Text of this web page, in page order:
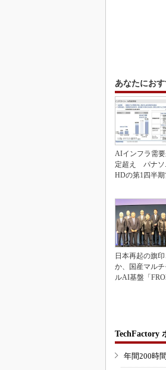
あなたにお
AIインフラ需
定超え パナソ
HDの第1四半期
日本再起の旗
か、国産マル
ルAI基盤「
TechFactory
年間200時